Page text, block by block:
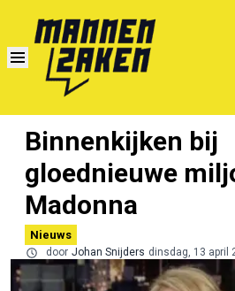
Binnenkijken bij
gloednieuwe
Madonna
Nieuws
door Johan Snijders dinsdag, 13 april